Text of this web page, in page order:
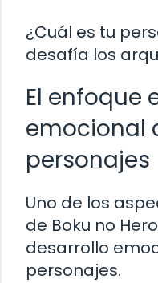
¿Cuál es tu
desafía los
El enfoque
emocional
personajes
Uno de los
de Boku no
desarrollo
personajes.